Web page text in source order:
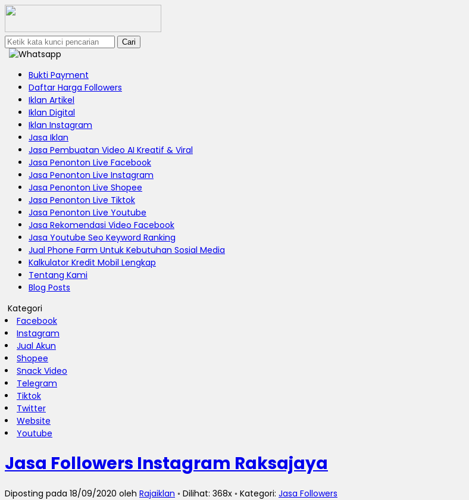
Cari
Bukti Payment
Daftar Harga Followers
Iklan Artikel
Iklan Digital
Iklan Instagram
Jasa Iklan
Jasa Pembuatan Video AI Kreatif & Viral
Jasa Penonton Live Facebook
Jasa Penonton Live Instagram
Jasa Penonton Live Shopee
Jasa Penonton Live Tiktok
Jasa Penonton Live Youtube
Jasa Rekomendasi Video Facebook
Jasa Youtube Seo Keyword Ranking
Jual Phone Farm Untuk Kebutuhan Sosial Media
Kalkulator Kredit Mobil Lengkap
Tentang Kami
Blog Posts
Kategori
Facebook
Instagram
Jual Akun
Shopee
Snack Video
Telegram
Tiktok
Twitter
Website
Youtube
Jasa Followers Instagram Raksajaya
Diposting pada 18/09/2020 oleh Rajaiklan ◦ Dilihat: 368x ◦ Kategori: Jasa Followers